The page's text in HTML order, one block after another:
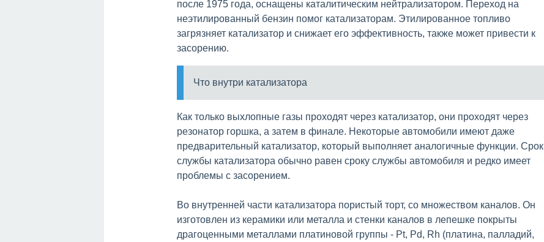
после 1975 года, оснащены каталитическим нейтрализатором. Переход на
неэтилированный бензин помог катализаторам. Этилированное топливо
загрязняет катализатор и снижает его эффективность, также может привести к
засорению.
Что внутри катализатора
Как только выхлопные газы проходят через катализатор, они проходят через
резонатор горшка, а затем в финале. Некоторые автомобили имеют даже
предварительный катализатор, который выполняет аналогичные функции. Срок
службы катализатора обычно равен сроку службы автомобиля и редко имеет
проблемы с засорением.
Во внутренней части катализатора пористый торт, со множеством каналов. Он
изготовлен из керамики или металла и стенки каналов в лепешке покрыты
драгоценными металлами платиновой группы - Pt, Pd, Rh (платина, палладий,